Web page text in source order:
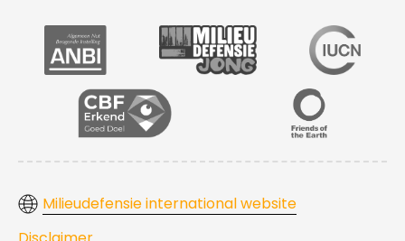
Milieudefensie international website